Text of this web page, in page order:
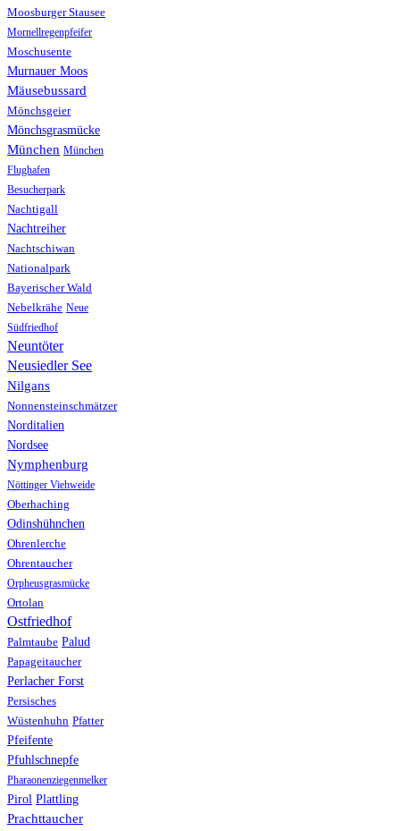
Moosburger Stausee
Mornellregenpfeifer
Moschusente
Murnauer Moos
Mäusebussard
Mönchsgeier
Mönchsgrasmücke
München München
Flughafen
Besucherpark
Nachtigall
Nachtreiher
Nachtschiwan
Nationalpark
Bayerischer Wald
Nebelkrähe Neue
Südfriedhof
Neuntöter
Neusiedler See
Nilgans
Nonnensteinschmätzer
Norditalien
Nordsee
Nymphenburg
Nöttinger Viehweide
Oberhaching
Odinshühnchen
Ohrenlerche
Ohrentaucher
Orpheusgrasmücke
Ortolan
Ostfriedhof
Palmtaube Palud
Papageitaucher
Perlacher Forst
Persisches
Wüstenhuhn Pfatter
Pfeifente
Pfuhlschnepfe
Pharaonenziegenmelker
Pirol Plattling
Prachttaucher